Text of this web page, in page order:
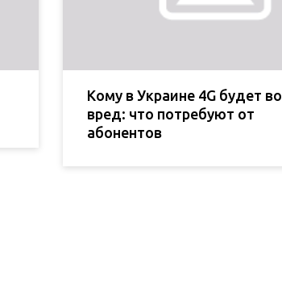
Кому в Украине 4G будет во
вред: что потребуют от
абонентов